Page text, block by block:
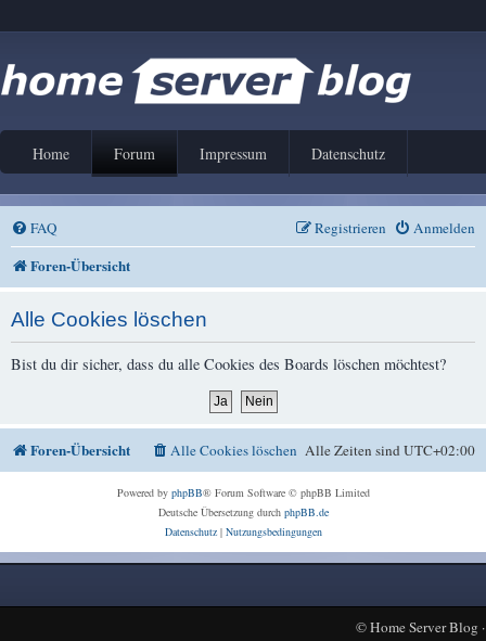
Home Forum Impressum Datenschutz
FAQ Anmelden
Registrieren
Foren-Übersicht
Alle Cookies löschen
Bist du dir sicher, dass du alle Cookies des Boards löschen möchtest?
Foren-Übersicht Alle Zeiten sindUTC+02:00
Alle Cookies löschen
Powered by phpBB® Forum Software © phpBB Limited
Deutsche Übersetzung durch phpBB.de
Datenschutz| Nutzungsbedingungen
©Home Server Blog